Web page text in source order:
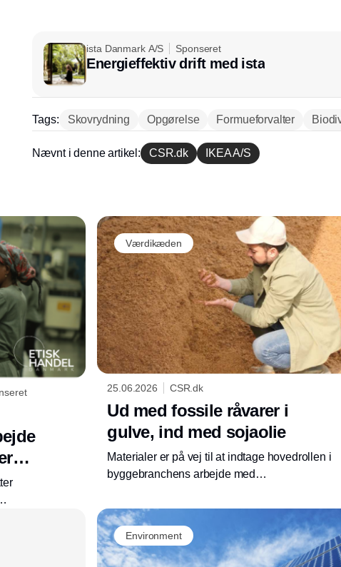
ista Danmark A/S Sponseret
Energieffektiv drift med ista
Tags: Skovrydning Opgørelse Formueforvalter
Nævnt i denne artikel: CSR.dk IKEA A/S
Værdikæden
25.06.2026 CSR.dk
Ud med fossile råvarer i
gulve, ind med sojaolie
Materialer er på vej til at indtage hovedrollen i
byggebranchens arbejde med
Gerflor, som selv har udviklet løsninger med
biobaserede materialer til at erstatte fossile
råvarer.
Environment